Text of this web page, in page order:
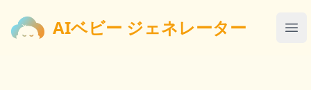
AIベビー ジェネレーター
AIベビー ジェネレーター